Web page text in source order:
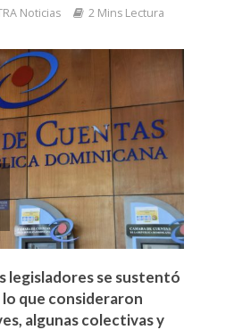
Noticias 2 Mins Lectura
legisladores se sustentó
lo que consideraron
algunas colectivas y